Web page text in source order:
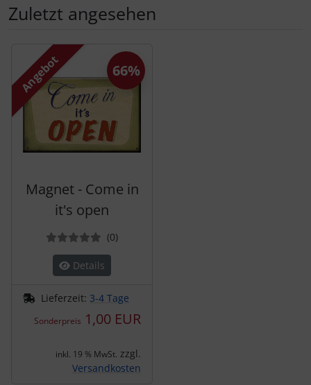
Zuletzt angesehen
Es folgt ein Produktslider - navigieren Sie mit der Tab-
Angebot
Magnet - Come in
it's open
(0Bewertungen
)
Details
Lieferzeit: 3-4 Tage
Sonderpreis 1,00 EUR
66%
inkl. 19 % MwSt. zzgl.
Versandkosten